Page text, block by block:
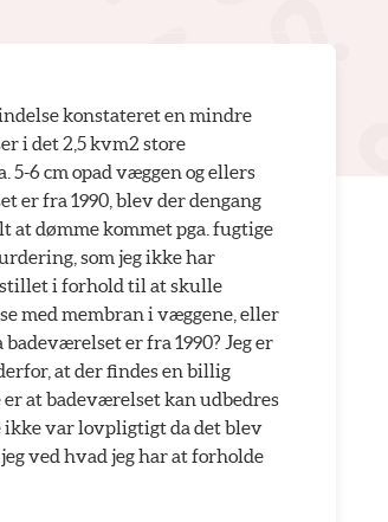
konstateret en mindre
i det 2,5 kvm2 store
6 cm opad væggen og ellers
er fra 1990, blev der dengang
at dømme kommet pga. fugtige
som jeg ikke har
stillet i forhold til at skulle
med membran i væggene, eller
er fra 1990? Jeg er
at der findes en billig
at badeværelset kan udbedres
ikke var lovpligtigt da det blev
ved hvad jeg har at forholde